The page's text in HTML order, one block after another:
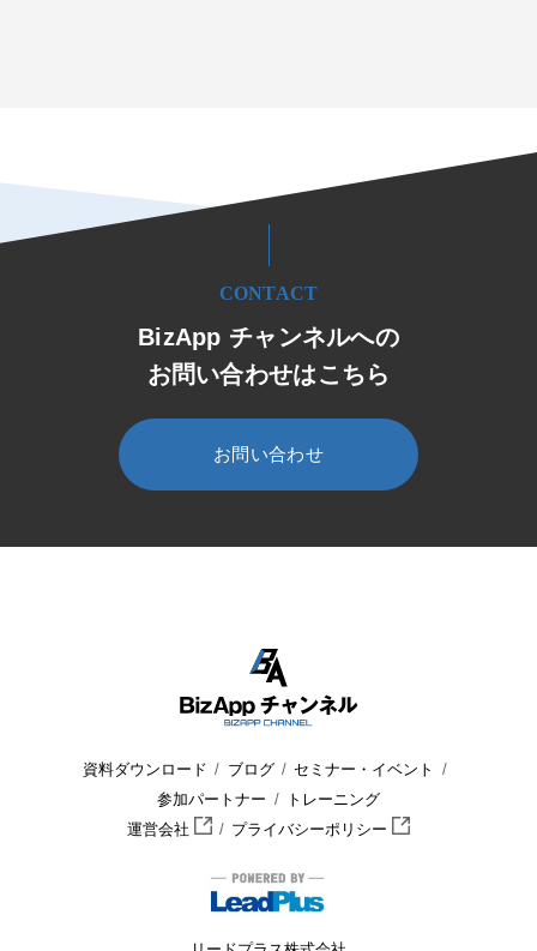
CONTACT
BizApp チャンネルへの
お問い合わせはこちら
お問い合わせ
資料ダウンロード ブログ
セミナー・イベント
参加パートナー
トレーニング
運営会社
プライバシーポリシー